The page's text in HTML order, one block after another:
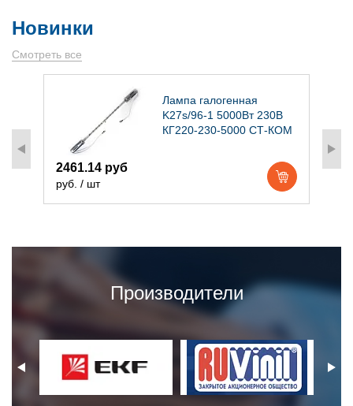
Новинки
Смотреть все
Лампа галогенная
K27s/96-1 5000Вт 230В
КГ220-230-5000 СТ-КОМ
2461.14 руб
руб. / шт
Производители